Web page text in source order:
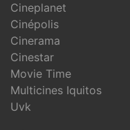
Cineplanet
Cinépolis
Cinerama
Cinestar
Movie Time
Multicines Iquitos
Uvk